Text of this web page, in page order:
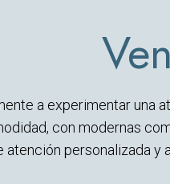
Ven
a experimentar una
con modernas
atención personalizada y